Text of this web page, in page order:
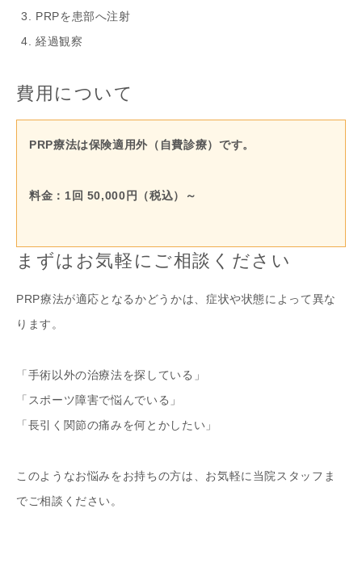
PRPを患部へ注射
経過観察
費用について
PRP療法は保険適用外（自費診療）です。
料金：1回 50,000円（税込）～
まずはお気軽にご相談ください
PRP療法が適応となるかどうかは、症状や状態によって異な
ります。
「手術以外の治療法を探している」
「スポーツ障害で悩んでいる」
「長引く関節の痛みを何とかしたい」
このようなお悩みをお持ちの方は、お気軽に当院スタッフま
でご相談ください。